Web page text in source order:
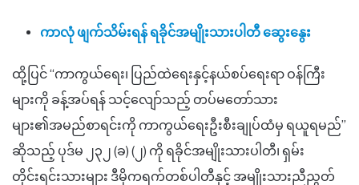
ကာလုံ ဖျက်သိမ်းရန် ရခိုင်အမျိုးသားပါတီ ဆွေးနွေး
ထို့ပြင်“ကာကွယ်ရေး၊ ပြည်ထဲရေးနှင့်နယ်စပ်ရေးရာ ဝန်ကြီး
များကို ခန့်အပ်ရန် သင့်လျော်သည့် တပ်မတော်သား
များ၏အမည်စာရင်းကို ကာကွယ်ရေးဦးစီးချုပ်ထံမှ ရယူရမည်”
ဆိုသည့် ပုဒ်မ ၂၃၂ (ခ) (၂) ကို ရခိုင်အမျိုးသားပါတီ၊ ရှမ်း
တိုင်းရင်းသားများ ဒီမိုကရက်တစ်ပါတီနှင့် အမျိုးသားညီညွတ်